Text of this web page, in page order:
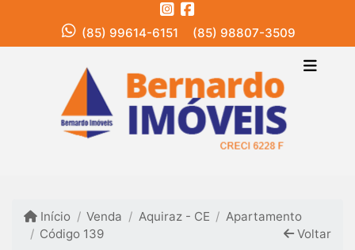
(85) 99614-6151 (85) 98807-3509
Início Venda Aquiraz - CE
Apartamento
Código 139
Voltar